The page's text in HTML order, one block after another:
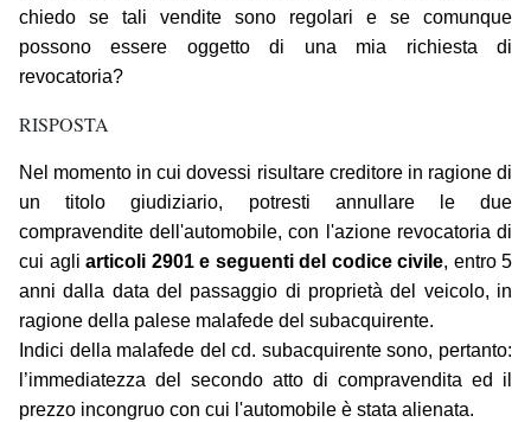
chiedo se tali vendite sono regolari e se comunque
possono essere oggetto di una mia richiesta di
revocatoria?
RISPOSTA
Nel momento in cui dovessi risultare creditore in ragione di
un titolo giudiziario, potresti annullare le due
compravendite dell'automobile, con l'azione revocatoria di
cui agli articoli 2901 e seguenti del codice civile, entro 5
anni dalla data del passaggio di proprietà del veicolo, in
ragione della palese malafede del subacquirente.
Indici della malafede del cd. subacquirente sono, pertanto:
l’immediatezza del secondo atto di compravendita ed il
prezzo incongruo con cui l'automobile è stata alienata.